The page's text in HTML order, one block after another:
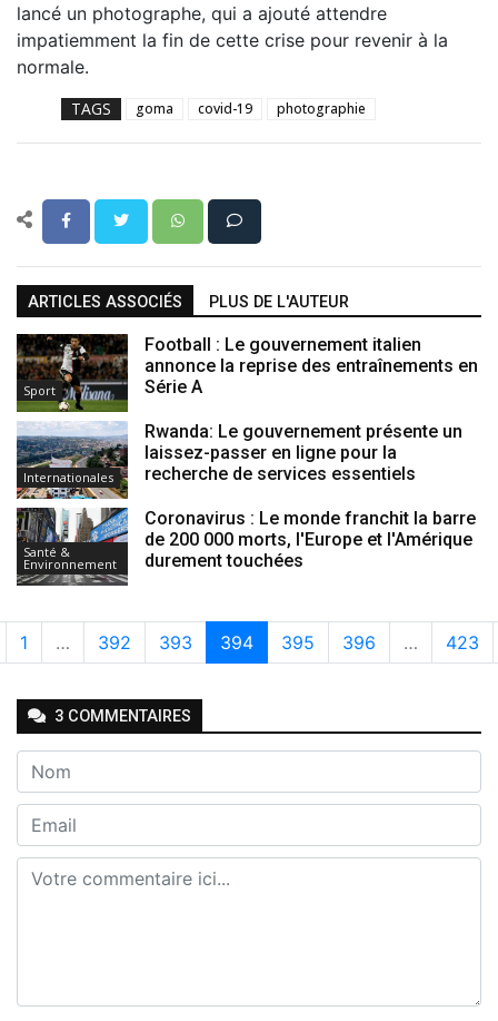
lancé un photographe, qui a ajouté attendre
impatiemment la fin de cette crise pour revenir à la
normale.
TAGS goma covid-19 photographie
ARTICLES ASSOCIÉS PLUS DE L'AUTEUR
Sport
Football : Le gouvernement italien
annonce la reprise des entraînements en
Série A
Internationales
Rwanda: Le gouvernement présente un
laissez-passer en ligne pour la
recherche de services essentiels
Santé &
Environnement
Coronavirus : Le monde franchit la barre
de 200 000 morts, l'Europe et l'Amérique
durement touchées
1 … 392 393 394 395 396 … 423
3 COMMENTAIRES